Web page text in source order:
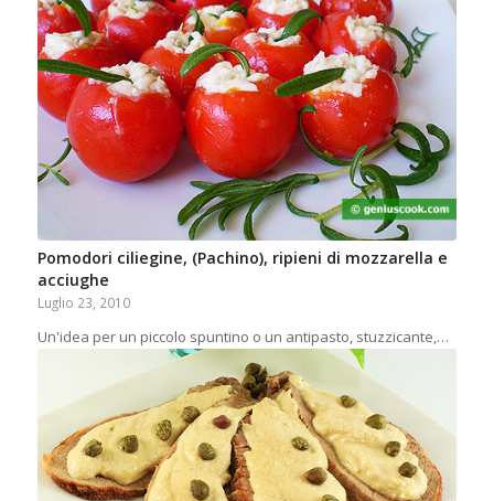
Pomodori ciliegine, (Pachino), ripieni di mozzarella e
acciughe
Luglio 23, 2010
Un'idea per un piccolo spuntino o un antipasto, stuzzicante,…